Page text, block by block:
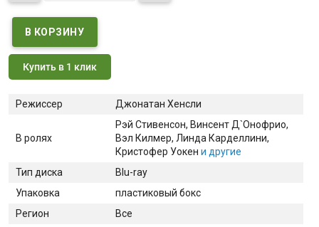
Купить в 1 клик
Режиссер Джонатан Хенсли
В ролях
Рэй Стивенсон, Винсент Д`Онофрио,
Вэл Килмер, Линда Карделлини,
Кристофер Уокен и другие
Тип диска
Blu-ray
Упаковка
пластиковый бокс
Регион
Все